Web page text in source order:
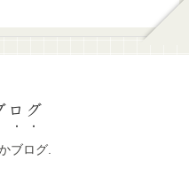
ログ
ブログ.